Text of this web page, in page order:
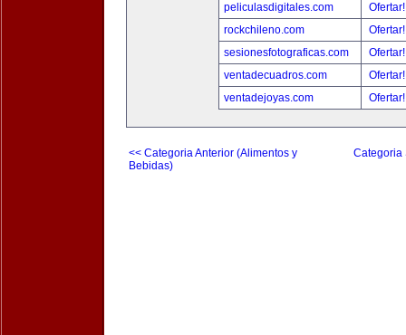
peliculasdigitales.com
rockchileno.com
sesionesfotograficas.com
ventadecuadros.com
ventadejoyas.com
<< Categoria Anterior (Alimentos y
Bebidas)
Categoria